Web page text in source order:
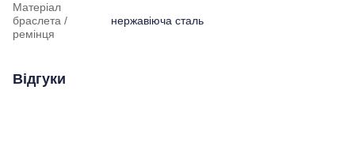
Матеріал
браслета /
ремінця
нержавіюча сталь
Відгуки